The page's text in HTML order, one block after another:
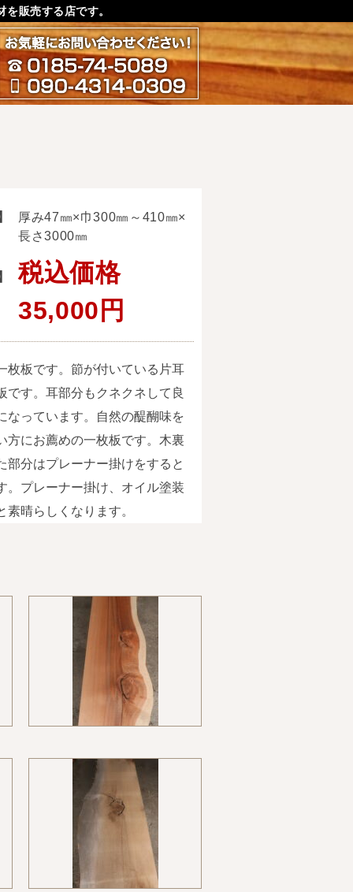
販売する店です。
お気軽にお問い合わせ下さ
0185-74-5089
090-4314-0309
厚み47㎜×巾300㎜～410㎜×
長さ3000㎜
税込価格
35,000円
枚板です。節が付いている片耳
です。耳部分もクネクネして良
なっています。自然の醍醐味を
方にお薦めの一枚板です。木裏
部分はプレーナー掛けをすると
。プレーナー掛け、オイル塗装
素晴らしくなります。